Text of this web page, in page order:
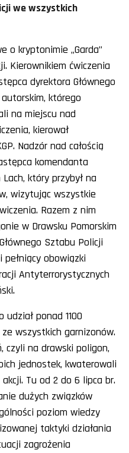
we wszystkich
o kryptonimie „Garda”
Kierownikiem ćwiczenia
dyrektora Głównego
którego
na miejscu nad
kierował
Nadzór nad całością
komendanta
który przybył na
wizytując wszystkie
Razem z nim
w Drawsku Pomorskim
Sztabu Policji
pełniący obowiązki
Antyterrorystycznych
udział ponad 1100
wszystkich garnizonów.
czyli na drawski poligon,
jednostek, kwaterowali
Tu od 2 do 6 lipca br.
dużych związków
poziom wiedzy
taktyki działania
zagrożenia